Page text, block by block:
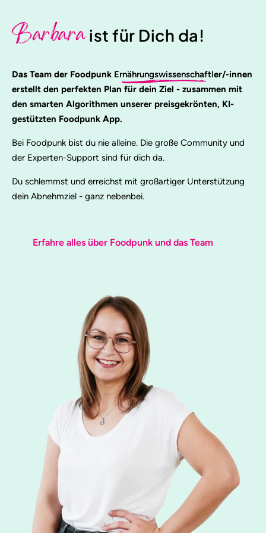
Barbaraist für Dich da!
Das Team der Foodpunk Ernährungswissenschaftler/-innen
erstellt den perfekten Plan für dein Ziel - zusammen mit
den smarten Algorithmen unserer preisgekrönten, KI-
gestützten Foodpunk App.
Bei Foodpunk bist du nie alleine. Die große Community und
der Experten-Support sind für dich da.
Du schlemmst und erreichst mit großartiger Unterstützung
dein Abnehmziel - ganz nebenbei.
Erfahre alles über Foodpunk und das Team